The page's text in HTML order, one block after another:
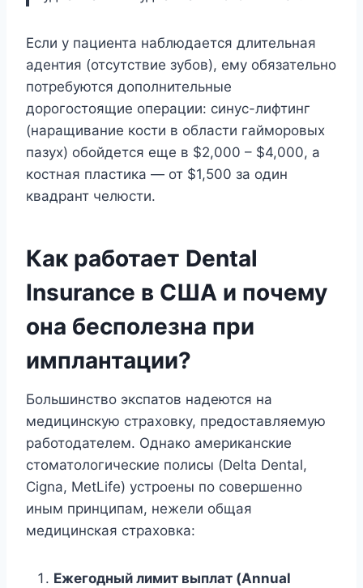
Если у пациента наблюдается длительная
адентия (отсутствие зубов), ему обязательно
потребуются дополнительные
дорогостоящие операции: синус-лифтинг
(наращивание кости в области гайморовых
пазух) обойдется еще в $2,000 – $4,000, а
костная пластика — от $1,500 за один
квадрант челюсти.
Как работает Dental
Insurance в США и почему
она бесполезна при
имплантации?
Большинство экспатов надеются на
медицинскую страховку, предоставляемую
работодателем. Однако американские
стоматологические полисы (Delta Dental,
Cigna, MetLife) устроены по совершенно
иным принципам, нежели общая
медицинская страховка:
Ежегодный лимит выплат (Annual